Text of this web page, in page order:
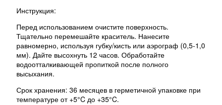
Инструкция:
Перед использованием очистите поверхность.
Тщательно перемешайте краситель. Нанесите
равномерно, используя губку/кисть или аэрограф (0,5-1,0
мм). Дайте высохнуть 12 часов. Обработайте
водоотталкивающей пропиткой после полного
высыхания.
Срок хранения: 36 месяцев в герметичной упаковке при
температуре от +5°C до +35°C.